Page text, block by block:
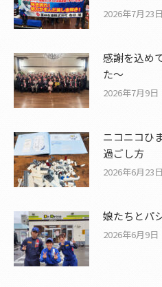
2026年7月23日
感謝を込め
た〜
2026年7月9日
ニコニコひ
過ごし方
2026年6月23日
娘たちとパ
2026年6月9日